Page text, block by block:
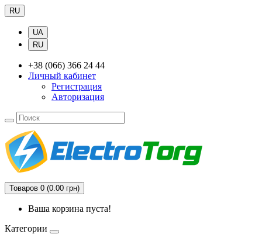
RU
UA
RU
+38 (066) 366 24 44
Личный кабинет
Регистрация
Авторизация
Товаров 0 (0.00 грн)
Ваша корзина пуста!
Категории